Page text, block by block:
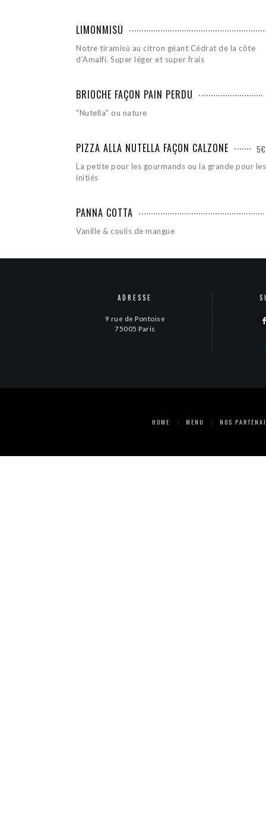
LIMONMISÙ
Notre tiramisù au citron géant Cédrat de la côte
d'Amalfi. Super léger et super frais
BRIOCHE FAÇON PAIN PERDU
"Nutella" ou nature
PIZZA ALLA NUTELLA FAÇON CALZONE
La petite pour les gourmands ou la grande pour les
initiés
PANNA COTTA
Vanille & coulis de mangue
ADRESSE
9 rue de Pontoise
75005 Paris
HOME MENU NOS